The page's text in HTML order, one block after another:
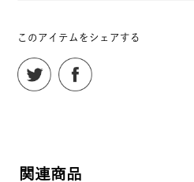
このアイテムをシェアする
関連商品